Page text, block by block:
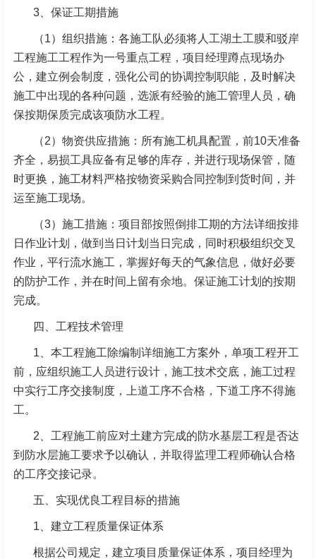
3、保证工期措施
（1）组织措施：各施工队必须将人工湖土工膜和驳岸
工程施工工程作为一号重点工程，项目经理蹲点现场办
公，建立例会制度，强化公司的协调控制职能，及时解决
施工中出现的各种问题，选派有经验的施工管理人员，确
保按期保质完成该项防水工程。
（2）物资供应措施：所有施工机具配置，前10天准备
齐全，易损工具应备有足够的库存，并进行现场保管，随
时更换，施工材料严格按物资采购合同控制到货时间，并
运至施工现场。
（3）施工措施：项目部按照倒排工期的方法详细按排
日作业计划，做到当日计划当日完成，同时积极组织交叉
作业，平行流水施工，掌握好每天的气象信息，做好必要
的防护工作，并在时间上留有余地。保证施工计划的按期
完成。
四、工程技术管理
1、本工程施工除编制详细施工方案外，单项工程开工
前，应组织施工人员进行设计，施工技术交底，施工过程
中实行工序交接制度，上道工序不合格，下道工序不得施
工。
2、工程施工前应对土建方完成的防水基层工程是否达
到防水层施工要求予以确认，并取得监理工程师确认合格
的工序交接记录。
五、实现优良工程目标的措施
1、建立工程质量保证体系
根据公司规定，建立项目质量保证体系，项目经理为